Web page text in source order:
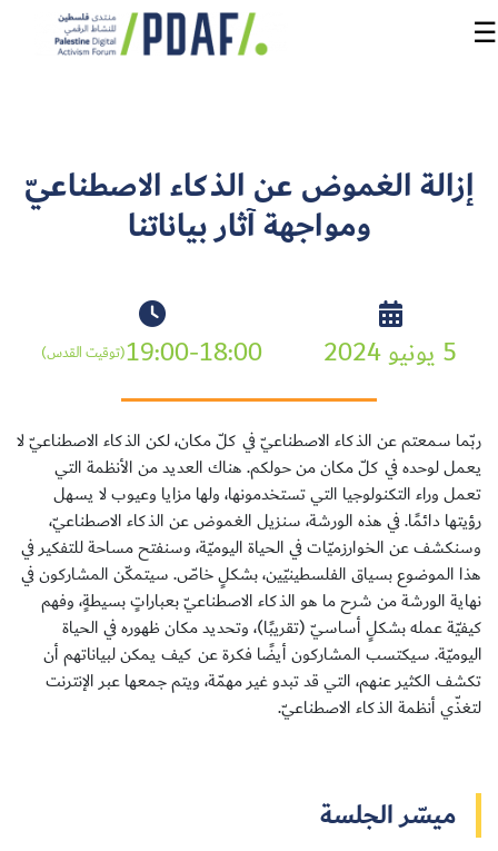
فعاليات
المنتدى
مدربون
سنوات
سابقة
سجل الآن
EN
☰
إزالة الغموض عن الذكاء الاصطناعيّ
ومواجهة آثار بياناتنا
5 يونيو 2024 19:00-18:00(توقيت القدس)
ربّما سمعتم عن الذكاء الاصطناعيّ في كلّ مكان، لكن الذكاء الاصطناعيّ لا
يعمل لوحده في كلّ مكان من حولكم. هناك العديد من الأنظمة التي
تعمل وراء التكنولوجيا التي تستخدمونها، ولها مزايا وعيوب لا يسهل
رؤيتها دائمًا. في هذه الورشة، سنزيل الغموض عن الذكاء الاصطناعيّ،
وسنكشف عن الخوارزميّات في الحياة اليوميّة، وسنفتح مساحة للتفكير في
هذا الموضوع بسياق الفلسطينيّين، بشكلٍ خاصّ. سيتمكّن المشاركون في
نهاية الورشة من شرح ما هو الذكاء الاصطناعيّ بعباراتٍ بسيطةٍ، وفهم
كيفيّة عمله بشكلٍ أساسيّ (تقريبًا)، وتحديد مكان ظهوره في الحياة
اليوميّة. سيكتسب المشاركون أيضًا فكرة عن كيف يمكن لبياناتهم أن
تكشف الكثير عنهم، التي قد تبدو غير مهمّة، ويتم جمعها عبر الإنترنت
لتغذّي أنظمة الذكاء الاصطناعيّ.
ميسّر الجلسة